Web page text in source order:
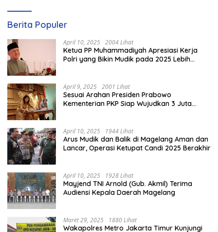
Berita Populer
April 10, 2025 2004 Lihat
Ketua PP Muhammadiyah Apresiasi Kerja
Polri yang Bikin Mudik pada 2025 Lebih
April 9, 2025 2001 Lihat
Sesuai Arahan Presiden Prabowo
Kementerian PKP Siap Wujudkan 3 Juta
April 10, 2025 1944 Lihat
Arus Mudik dan Balik di Magelang Aman dan
Lancar, Operasi Ketupat Candi 2025 Berakhir
April 10, 2025 1928 Lihat
Mayjend TNI Arnold (Gub. Akmil) Terima
Audiensi Kepala Daerah Magelang
Maret 29, 2025 1880 Lihat
Wakapolres Metro Jakarta Timur Kunjungi